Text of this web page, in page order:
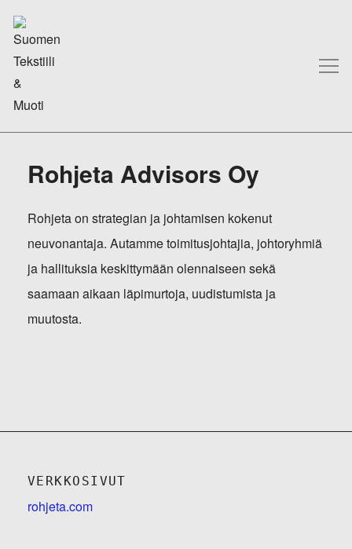
Rohjeta Advisors Oy
Rohjeta on strategian ja johtamisen kokenut
neuvonantaja. Autamme toimitusjohtajia, johtoryhmiä
ja hallituksia keskittymään olennaiseen sekä
saamaan aikaan läpimurtoja, uudistumista ja
muutosta.
VERKKOSIVUT
rohjeta.com